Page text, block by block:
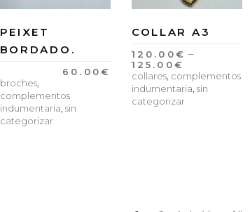
PEIXET
BORDADO.
60.00€
broches,
complementos
indumentaria sin
categorizar
COLLAR A3
120.00€ –
125.00€
collares, complementos
indumentaria sin
categorizar